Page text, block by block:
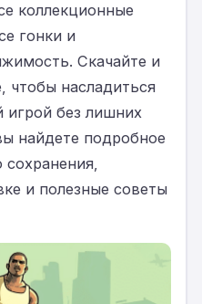
коллекционные
гонки и
Скачайте и
чтобы насладиться
игрой без лишних
найдете подробное
и полезные советы